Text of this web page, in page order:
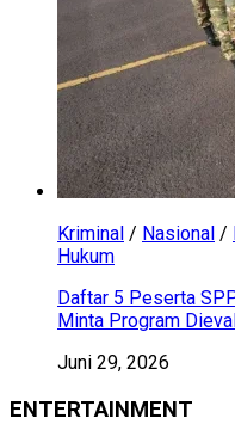
Kriminal / Nasional /
Hukum
Daftar 5 Peserta
Minta Program
Juni 29, 2026
ENTERTAINMENT